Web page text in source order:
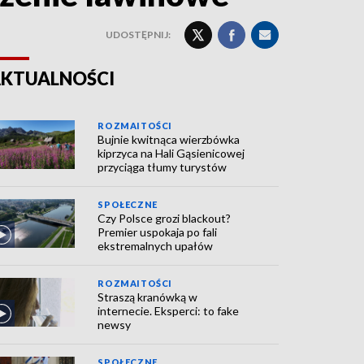
UDOSTĘPNIJ:
ROZMAITOŚCI
Bujnie kwitnąca wierzbówka
kiprzyca na Hali Gąsienicowej
przyciąga tłumy turystów
SPOŁECZNE
Czy Polsce grozi blackout?
Premier uspokaja po fali
ekstremalnych upałów
ROZMAITOŚCI
Straszą kranówką w
internecie. Eksperci: to fake
newsy